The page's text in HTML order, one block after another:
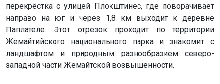
перекрёстка с улицей Плокштинес, где поворачивает
направо на юг и через 1,8 км выходит к деревне
Паплателе. Этот отрезок проходит по территории
Жемайтийского национального парка и знакомит с
ландшафтом и природным разнообразием северо-
западной части Жемайтской возвышенности.